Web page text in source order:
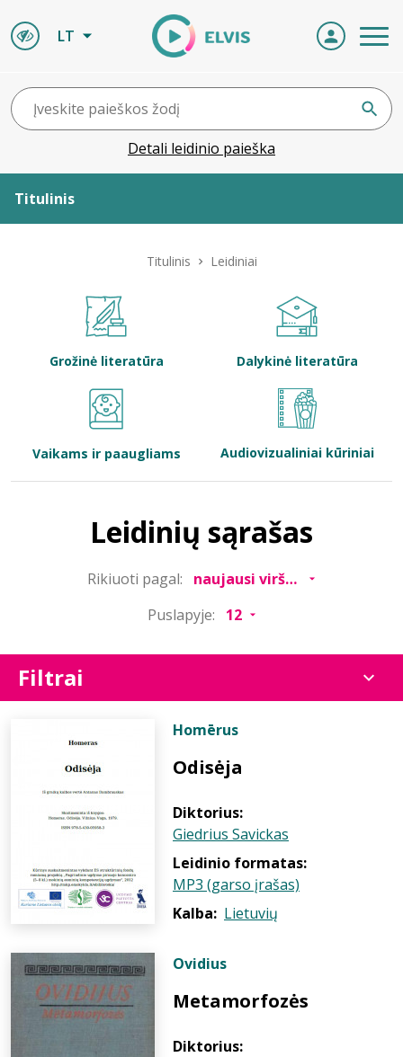
LT
Detali leidinio paieška
Titulinis
Bibliotekoms
Titulinis Leidiniai
Grožinė literatūra Dalykinė literatūra
Vaikams ir paaugliams Audiovizualiniai kūriniai
Leidinių sąrašas
Rikiuoti pagal:
Puslapyje:
Filtrai
Homērus
Odisėja
Diktorius:
Giedrius Savickas
Leidinio formatas:
MP3 (garso įrašas)
Kalba: Lietuvių
Ovidius
Metamorfozės
Diktorius: